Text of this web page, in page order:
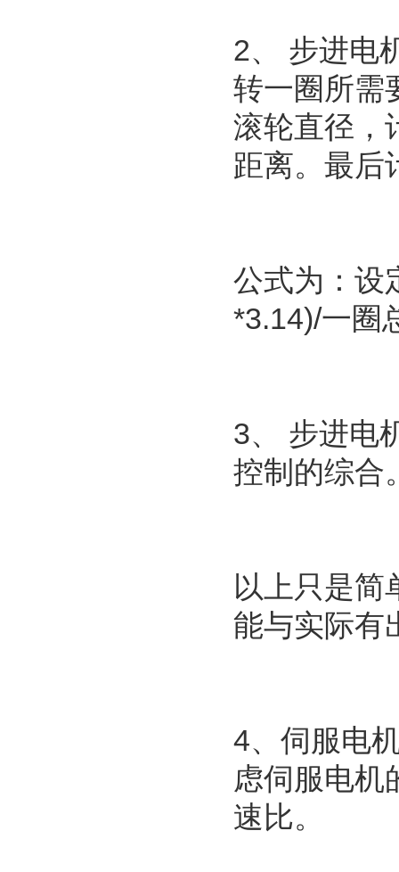
2、 步进电
转一圈所需
滚轮直径，
距离。最后
公式为：设
*3.14)/一圈
3、 步进电
控制的综合
以上只是简
能与实际有
4、伺服电
虑伺服电机
速比。